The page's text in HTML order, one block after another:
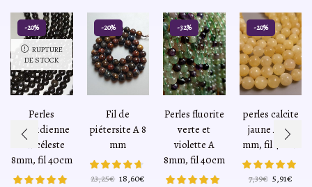
RUPTURE
DE STOCK
-20%
Perles
d’obsidienne
oeil céleste
8mm, fil 40cm
-20%
Fil de
piétersite A 8
mm
23,25€ Le
18,60€
-32%
Perles fluorite
verte et
violette A
8mm, fil 40cm
-20%
perles calcite
jaune AA 8
mm, fil 40cm
7,39€ Le
5,91€Le